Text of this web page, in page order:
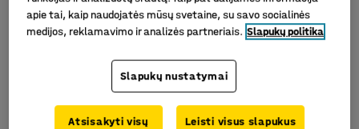
apie tai, kaip naudojatės mūsų svetaine, su savo socialinės
medijos, reklamavimo ir analizės partneriais. Slapukų politika
Slapukų nustatymai
Atsisakyti visų Leisti visus slapukus